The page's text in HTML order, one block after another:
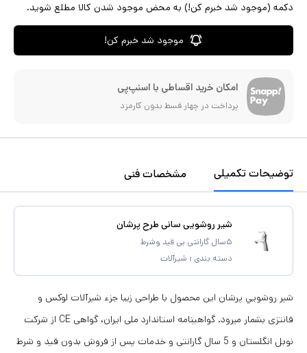
دکمه (موجود شد خبرم کن!) به محض موجود شدن کالا مطلع شوید.
موجود شد خبرم کن!
امکان خرید اقساطی با اسنپ‌پی
پرداخت در چهار قسط بدون کارمزد
توضیحات تکمیلی مشخصات فنی
شیر روشویی سانی طرح پرشان
۵سال گارانتی بی قید وشرط
دسته بندی : شیرآلات
شير روشويي پرشان این محصول با طراحی زیبا جزء شیرآلات لوکس و
فانتزی بشمار میرود. گواهینامه استاندارد ملی ایران، گواهی CE از شرکت
نوبل انگلستان و 5 سال گارانتی و خدمات پس از فروش بدون قید و شرط